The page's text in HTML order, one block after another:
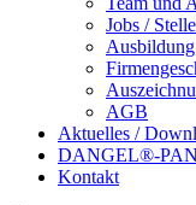
Jobs /
AGB
Aktuelles /
DANGEL®-
Kontakt